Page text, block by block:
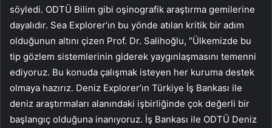
söyledi. ODTÜ Bilim gibi oşinografik araştırma gemilerine
dayalıdır. Sea Explorer’ın bu yönde atılan kritik bir adım
olduğunun altını çizen Prof. Dr. Salihoğlu, “Ülkemizde bu
tip gözlem sistemlerinin giderek yaygınlaşmasını temenni
ediyoruz. Bu konuda çalışmak isteyen her kuruma destek
olmaya hazırız. Deniz Explorer’ın Türkiye İş Bankası ile
deniz araştırmaları alanındaki işbirliğinde çok değerli bir
başlangıç ​​olduğuna inanıyoruz. İş Bankası ile ODTÜ Deniz